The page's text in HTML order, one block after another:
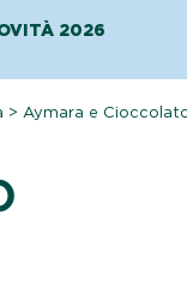
2026
>Aymara e